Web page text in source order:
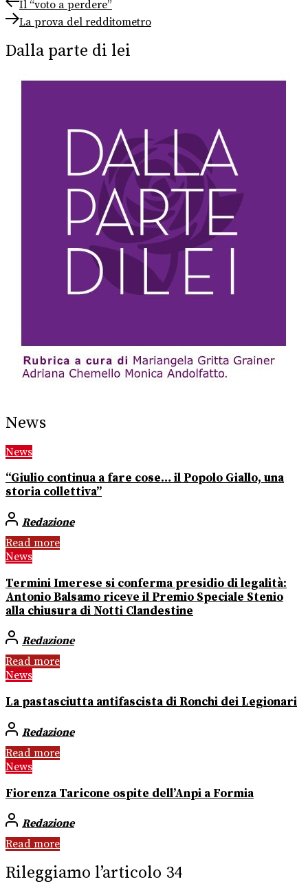
articoli
post:
Il “voto a perdere”
Next
post:
La prova del redditometro
Dalla parte di lei
News
News
“Giulio continua a fare cose… il Popolo Giallo, una
storia collettiva”
Redazione
Read more
News
Termini Imerese si conferma presidio di legalità:
Antonio Balsamo riceve il Premio Speciale Stenio
alla chiusura di Notti Clandestine
Redazione
Read more
News
La pastasciutta antifascista di Ronchi dei Legionari
Redazione
Read more
News
Fiorenza Taricone ospite dell’Anpi a Formia
Redazione
Read more
Rileggiamo l’articolo 34